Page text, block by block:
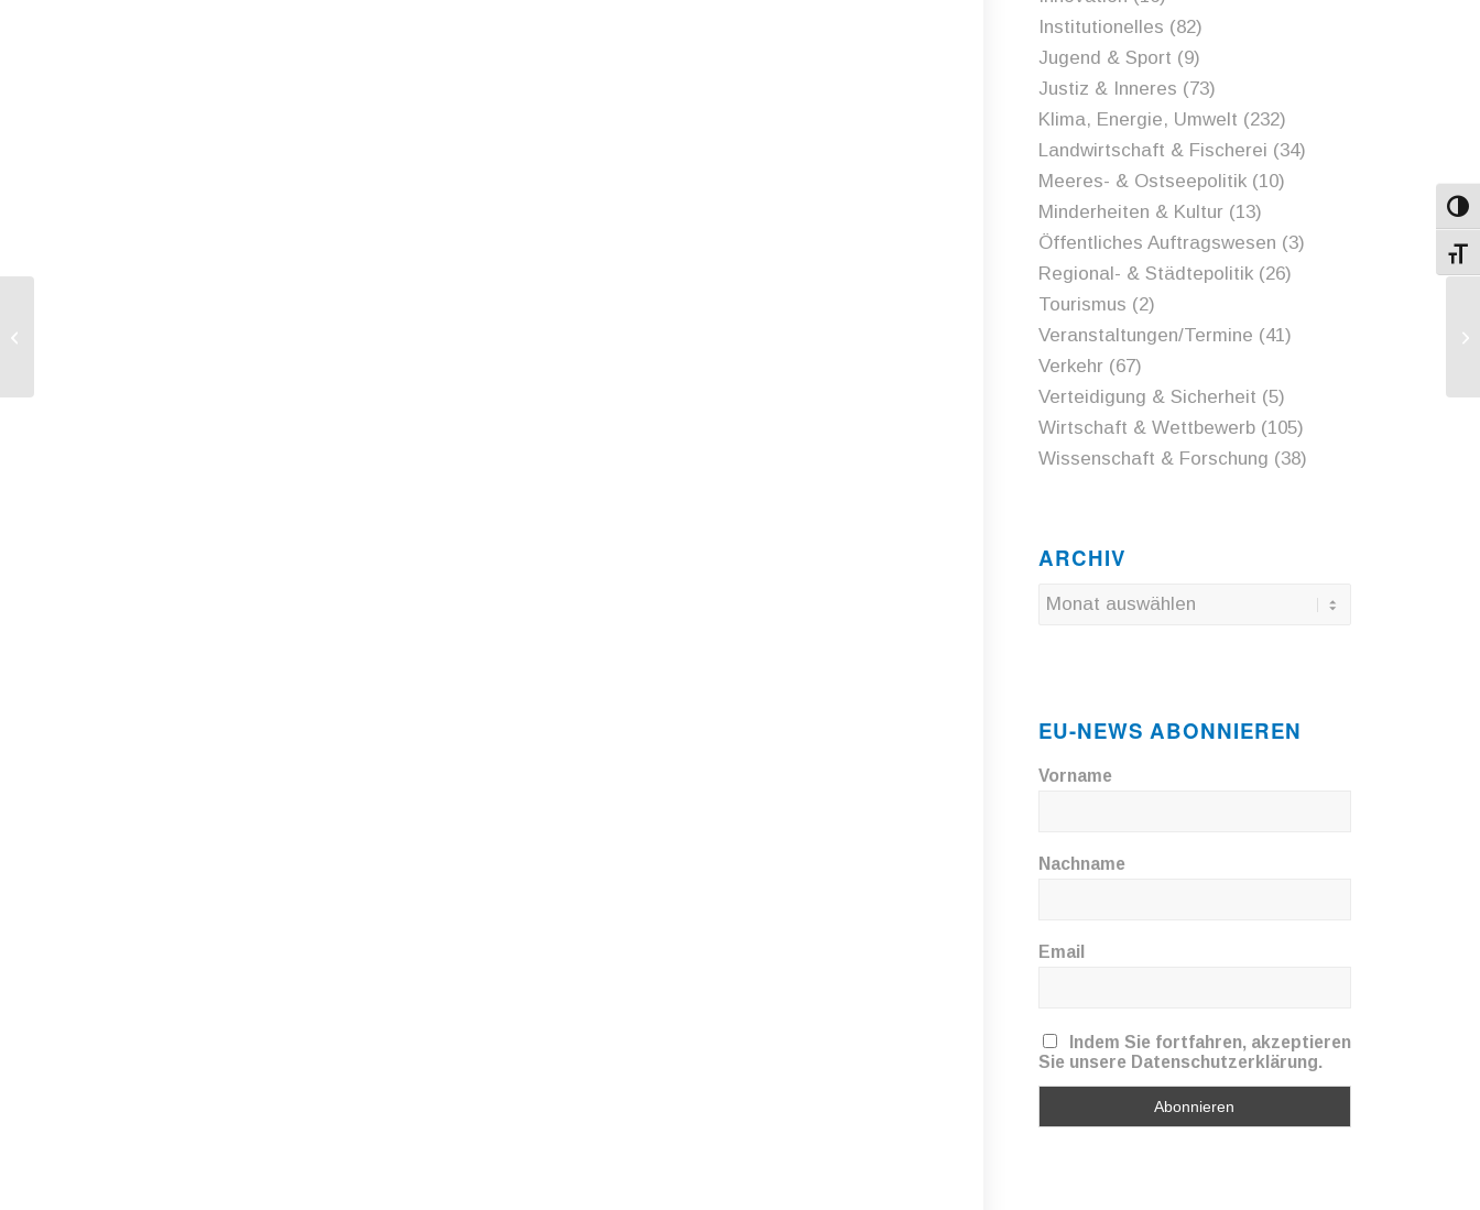
Institutionelles (82)
Jugend & Sport (9)
Justiz & Inneres (73)
Klima, Energie, Umwelt (232)
Landwirtschaft & Fischerei (34)
Meeres- & Ostseepolitik(10)
Minderheiten & Kultur(13)
Öffentliches Auftragswesen (3)
Regional- & Städtepolitik(26)
Tourismus (2)
Veranstaltungen/Termine (41)
Verkehr(67)
Verteidigung & Sicherheit (5)
Wirtschaft & Wettbewerb(105)
Wissenschaft & Forschung (38)
ARCHIV
EU-NEWS ABONNIEREN
Vorname
Nachname
Email
Indem Sie fortfahren, akzeptieren
Sie unsere Datenschutzerklärung.